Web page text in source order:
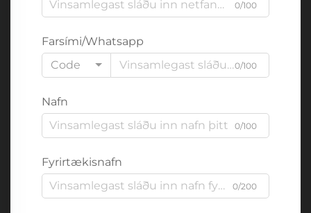
0/100
Farsími/Whatsapp
Code
0/100
Nafn
0/100
Fyrirtækisnafn
0/200